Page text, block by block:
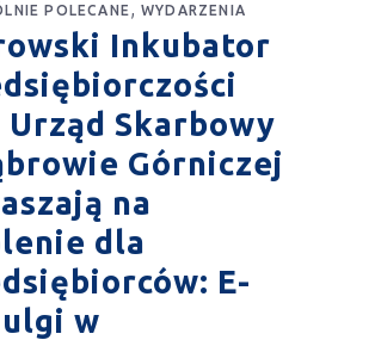
POLECANE WYDARZENIA
Inkubator
Urząd Skarbowy
Górniczej
na
dla
E-
w